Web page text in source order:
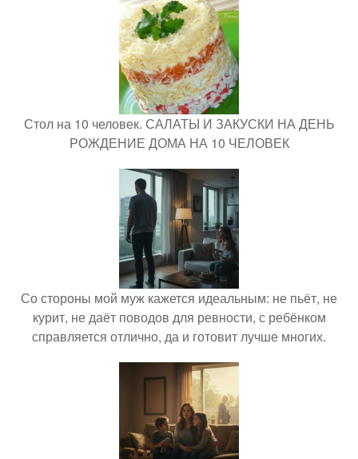
Стол на 10 человек. САЛАТЫ И ЗАКУСКИ НА ДЕНЬ
РОЖДЕНИЕ ДОМА НА 10 ЧЕЛОВЕК
Со стороны мой муж кажется идеальным: не пьёт, не
курит, не даёт поводов для ревности, с ребёнком
справляется отлично, да и готовит лучше многих.